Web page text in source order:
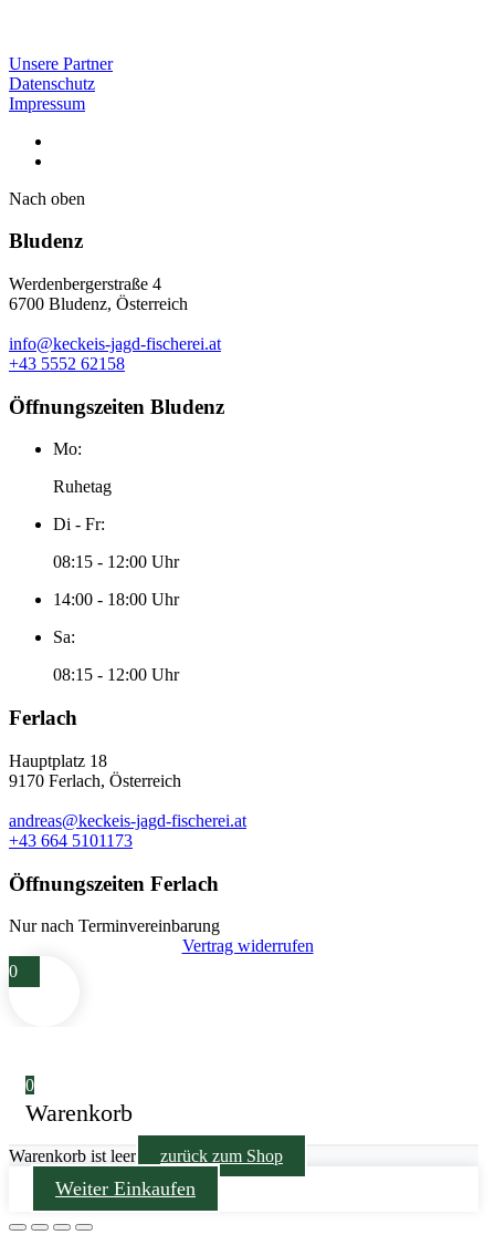
Unsere Partner
Datenschutz
Impressum
Nach oben
Bludenz
Werdenbergerstraße 4
6700 Bludenz, Österreich
info@keckeis-jagd-fischerei.at
+43 5552 62158
Öffnungszeiten Bludenz
Mo:
Ruhetag
Di - Fr:
08:15 - 12:00 Uhr
14:00 - 18:00 Uhr
Sa:
08:15 - 12:00 Uhr
Ferlach
Hauptplatz 18
9170 Ferlach, Österreich
andreas@keckeis-jagd-fischerei.at
+43 664 5101173
Öffnungszeiten Ferlach
Nur nach Terminvereinbarung
Vertrag widerrufen
0
0
Warenkorb
Warenkorb ist leer zurück zum Shop
Weiter Einkaufen